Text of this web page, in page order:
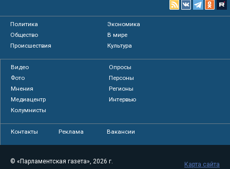
Политика
Экономика
Общество
В мире
Происшествия
Культура
Видео
Опросы
Фото
Персоны
Мнения
Регионы
Медиацентр
Интервью
Колумнисты
Контакты Реклама Вакансии
© «Парламентская газета», 2026 г.
Карта сайта